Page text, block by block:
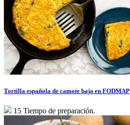
Tortilla española de camote baja en FODMAP
15 Tiempo de preparación.